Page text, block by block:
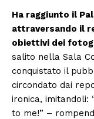
Ha raggiunto il
attraversando il
obiettivi dei
salito nella Sala
conquistato il
circondato dai
ironica, imitandoli:
to me!” –